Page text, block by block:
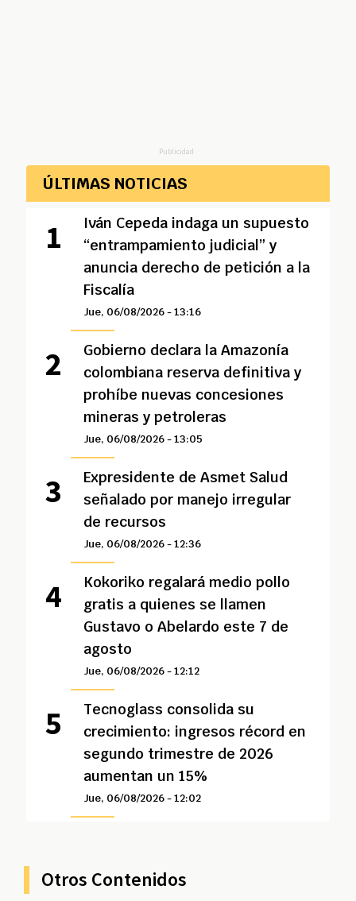
Publicidad
ÚLTIMAS NOTICIAS
Iván Cepeda indaga un supuesto
“entrampamiento judicial” y
anuncia derecho de petición a la
Fiscalía
Jue, 06/08/2026 - 13:16
Gobierno declara la Amazonía
colombiana reserva definitiva y
prohíbe nuevas concesiones
mineras y petroleras
Jue, 06/08/2026 - 13:05
Expresidente de Asmet Salud
señalado por manejo irregular
de recursos
Jue, 06/08/2026 - 12:36
Kokoriko regalará medio pollo
gratis a quienes se llamen
Gustavo o Abelardo este 7 de
agosto
Jue, 06/08/2026 - 12:12
Tecnoglass consolida su
crecimiento: ingresos récord en
segundo trimestre de 2026
aumentan un 15%
Jue, 06/08/2026 - 12:02
Otros Contenidos